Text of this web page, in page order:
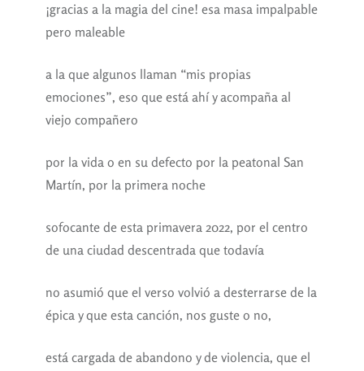
¡gracias a la magia del cine! esa masa impalpable
pero maleable
a la que algunos llaman “mis propias
emociones”, eso que está ahí y acompaña al
viejo compañero
por la vida o en su defecto por la peatonal San
Martín, por la primera noche
sofocante de esta primavera 2022, por el centro
de una ciudad descentrada que todavía
no asumió que el verso volvió a desterrarse de la
épica y que esta canción, nos guste o no,
está cargada de abandono y de violencia, que el